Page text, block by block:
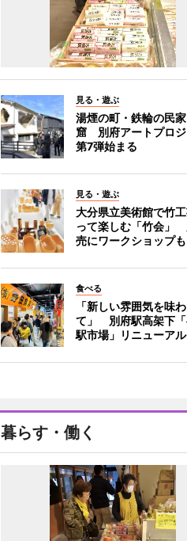
見る・遊ぶ
湯煙の町・鉄輪の民
窟 別府アートプロジ
第7弾始まる
見る・遊ぶ
大分県立美術館で竹
って楽しむ「竹会」
売にワークショップも
食べる
「新しい雰囲気を味
て」 別府駅高架下「
駅市場」リニューアル
暮らす・働く